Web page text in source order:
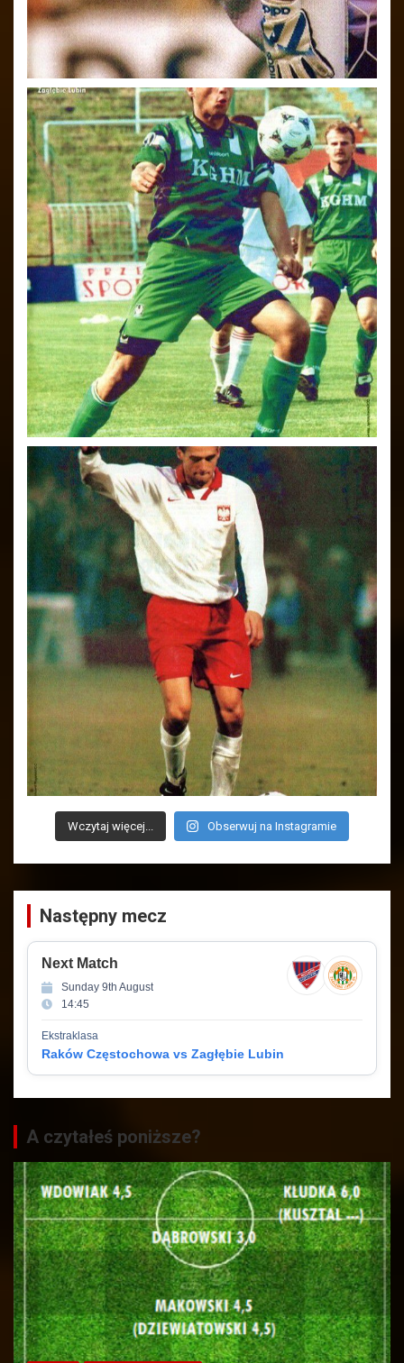
Wczytaj więcej... Obserwuj na Instagramie
Następny mecz
Next Match
Sunday 9th August
14:45
Ekstraklasa
Raków Częstochowa vs Zagłębie Lubin
A czytałeś poniższe?